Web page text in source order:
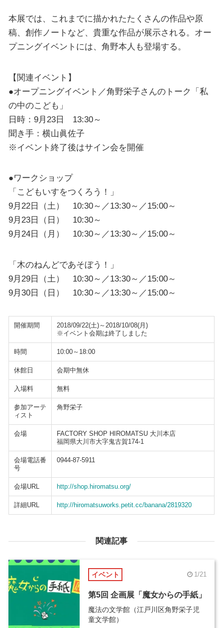
本展では、これまでに描かれたたくさんの作品や原
稿、創作ノートなど、貴重な作品が展示される。オー
プニングイベントには、角野本人も登場する。
【関連イベント】
●オープニングイベント／角野栄子さんのトーク「私
の中のこども」
日時：9月23日 13:30～
聞き手：横山眞佐子
※イベント終了後はサイン会を開催
●ワークショップ
「こどもいすをつくろう！」
9月22日（土） 10:30～／13:30～／15:00～
9月23日（日） 10:30～
9月24日（月） 10:30～／13:30～／15:00～
「木のねんどであそぼう！」
9月29日（土） 10:30～／13:30～／15:00～
9月30日（日） 10:30～／13:30～／15:00～
開催期間
2018/09/22(土)～2018/10/08(月)
※イベント会期は終了しました
時間 10:00～18:00
休館日 会期中無休
入場料 無料
参加アーテ
ィスト
角野栄子
会場
FACTORY SHOP HIROMATSU 大川本店
福岡県大川市大字鬼古賀174-1
会場電話番
号
0944-87-5911
会場URL http://shop.hiromatsu.org/
詳細URL http://hiromatsuworks.petit.cc/banana/2819320
関連記事
イベント 1/21
第5回 企画展「魔女からの手紙」
魔法の文学館（江戸川区角野栄子児
童文学館）